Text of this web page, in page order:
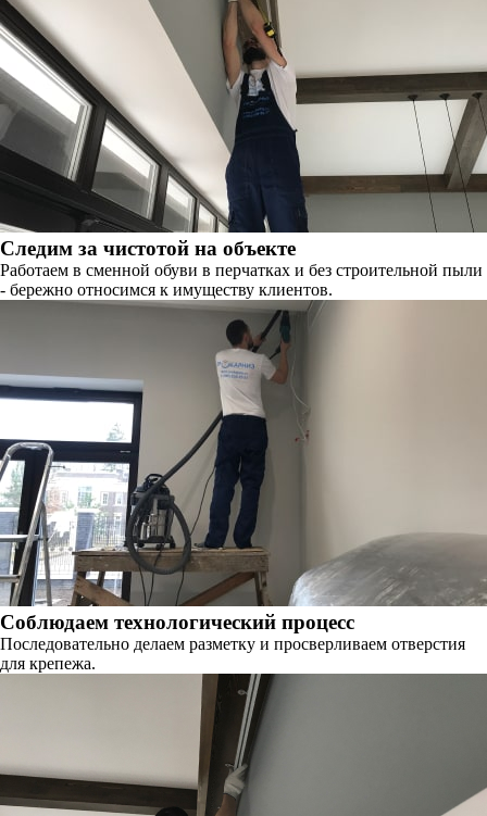
Следим за чистотой на объекте
Работаем в сменной обуви в перчатках и без строительной пыли
- бережно относимся к имуществу клиентов.
Соблюдаем технологический процесс
Последовательно делаем разметку и просверливаем отверстия
для крепежа.